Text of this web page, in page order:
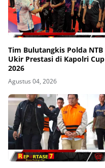
Tim Bulutangkis Polda NTB
Ukir Prestasi di Kapolri Cup
2026
Agustus 04, 2026